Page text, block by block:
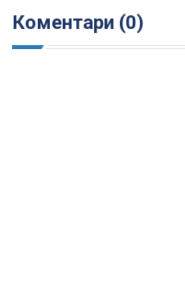
Коментари (0)